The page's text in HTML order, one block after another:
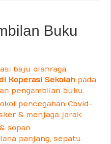
Buku
baju olahraga,
Koperasi Sekolah pada
pengambilan buku.
pencegahan Covid-
& menjaga jarak.
sopan.
panjang, sepatu.